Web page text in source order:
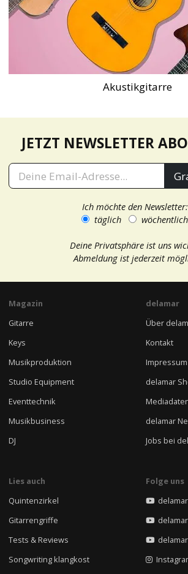
Akustikgitarre
JETZT NEWSLETTER
Ich möchte den Newsletter:
täglich
wöchentlich
Deine Privatsphäre ist uns
Abmeldung ist jederzeit
Magazin
Gitarre
Keys
Musikproduktion
Studio Equipment
Eventtechnik
Musikbusiness
DJ
delamar
Über
Kontakt
Impressum
delamar
delamar
Jobs bei
Lies auch
Quintenzirkel
Gitarrengriffe
Tests & Reviews
Songwriting klangkost
Folge uns
delamar
delamar
delamar